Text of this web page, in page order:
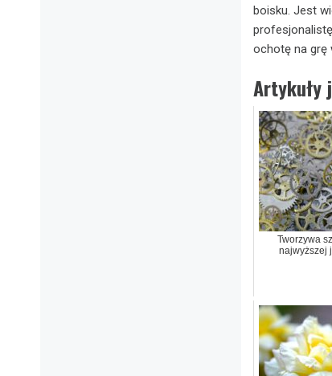
boisku. Jest
ochotę na grę
Artykuły
Tworzywa
najwyższej